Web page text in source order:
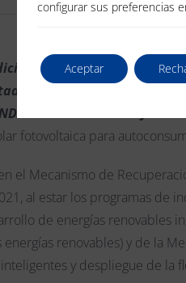
de 2022, de la
a la convocatoria de
HOSPITAL DE JOVE
fotovoltaica para
el Mecanismo de
al estar los programas de
de energías renovables
renovables) y de la
y despliegue de la
configurar sus preferencias
Aceptar